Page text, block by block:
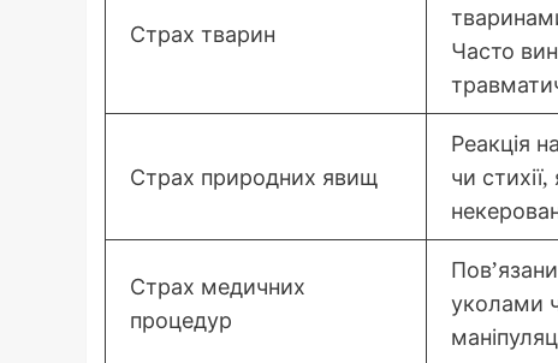
Страх тварин
Часто
Страх природних явищ
Реакція
чи
Страх медичних
процедур
уколами